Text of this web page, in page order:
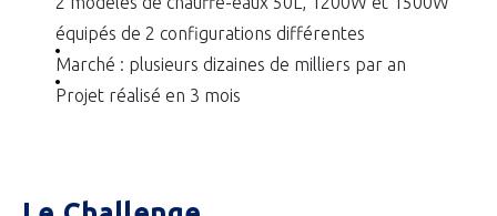
équipés de 2 configurations différentes
Marché : plusieurs dizaines de milliers par an
Projet réalisé en 3 mois